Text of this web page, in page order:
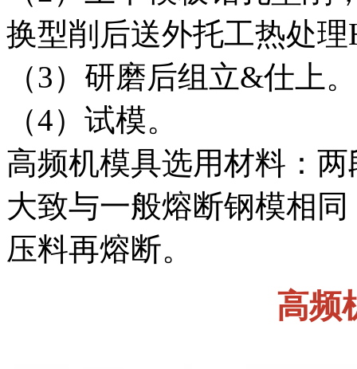
换型削后送外托工热处
（3）研磨后组立&仕上
（4）试模。
高频机模具选用材料：
大致与一般熔断钢模相
压料再熔断。
高频